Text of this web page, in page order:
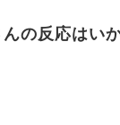
の反応はい